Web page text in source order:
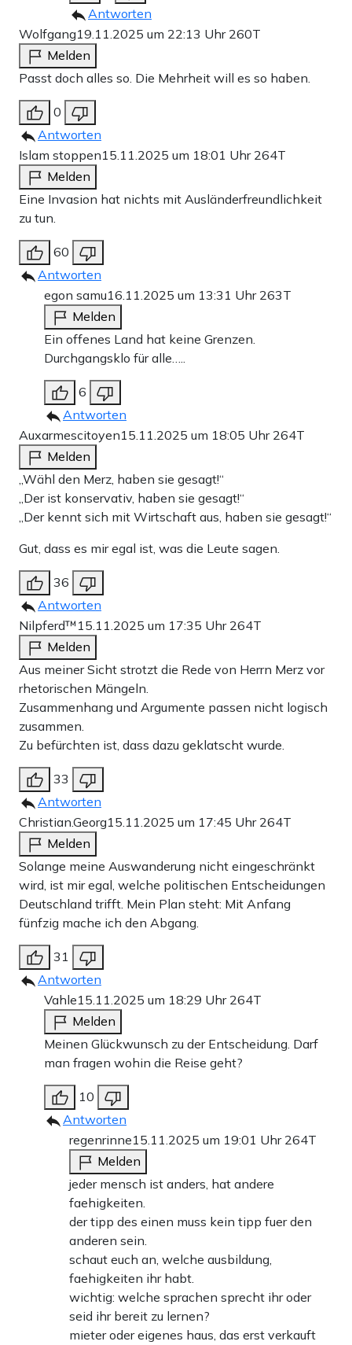
Antworten
Wolfgang19.11.2025 um 22:13 Uhr 260T
Melden
Passt doch alles so. Die Mehrheit will es so haben.
0
Antworten
Islam stoppen15.11.2025 um 18:01 Uhr 264T
Melden
Eine Invasion hat nichts mit Ausländerfreundlichkeit
zu tun.
60
Antworten
egon samu16.11.2025 um 13:31 Uhr 263T
Melden
Ein offenes Land hat keine Grenzen.
Durchgangsklo für alle…..
6
Antworten
Auxarmescitoyen15.11.2025 um 18:05 Uhr 264T
Melden
„Wähl den Merz, haben sie gesagt!“
„Der ist konservativ, haben sie gesagt!“
„Der kennt sich mit Wirtschaft aus, haben sie gesagt!“
Gut, dass es mir egal ist, was die Leute sagen.
36
Antworten
Nilpferd™ 15.11.2025 um 17:35 Uhr 264T
Melden
Aus meiner Sicht strotzt die Rede von Herrn Merz vor
rhetorischen Mängeln.
Zusammenhang und Argumente passen nicht logisch
zusammen.
Zu befürchten ist, dass dazu geklatscht wurde.
33
Antworten
Christian.Georg15.11.2025 um 17:45 Uhr 264T
Melden
Solange meine Auswanderung nicht eingeschränkt
wird, ist mir egal, welche politischen Entscheidungen
Deutschland trifft. Mein Plan steht: Mit Anfang
fünfzig mache ich den Abgang.
31
Antworten
Vahle15.11.2025 um 18:29 Uhr 264T
Melden
Meinen Glückwunsch zu der Entscheidung. Darf
man fragen wohin die Reise geht?
10
Antworten
regenrinne15.11.2025 um 19:01 Uhr 264T
Melden
jeder mensch ist anders, hat andere
faehigkeiten.
der tipp des einen muss kein tipp fuer den
anderen sein.
schaut euch an, welche ausbildung,
faehigkeiten ihr habt.
wichtig: welche sprachen sprecht ihr oder
seid ihr bereit zu lernen?
mieter oder eigenes haus, das erst verkauft